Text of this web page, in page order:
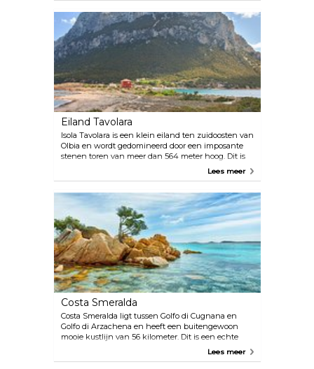
Net in het westen, op de landtong Capo Testa, zijn
er twee stranden. De linkerkant is prachtig en
ideaal voor kinderen, en het strand aan de
rechterkant is ook prachtig met prachtige
rotsformaties. Veerboten vertrekken dagelijks voor
een tocht van 50 minuten om de Straat over te
steken naar de stad Bonifacio op Corsica. Dit is
perfect voor een leuk dagje uit, voor een Franse
lunch en om te winkelen.
Eiland Tavolara
Isola Tavolara is een klein eiland ten zuidoosten van
Olbia en wordt gedomineerd door een imposante
stenen toren van meer dan 564 meter hoog. Dit is
de perfecte plek voor natuurliefhebbers, duikers en
Lees meer
Costa Smeralda
Costa Smeralda ligt tussen Golfo di Cugnana en
Golfo di Arzachena en heeft een buitengewoon
mooie kustlijn van 56 kilometer. Dit is een echte
speeltuin voor miljardairs, maar iedereen is welkom
Lees meer